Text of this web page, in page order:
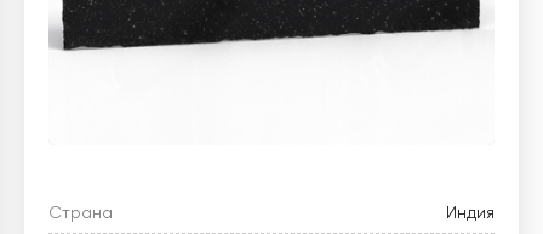
Страна Индия